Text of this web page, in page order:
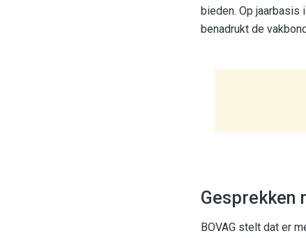
bieden. Op jaarbasis
benadrukt de
Gesprekken
BOVAG stelt dat er